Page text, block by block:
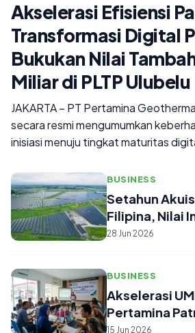
Akselerasi Efisiensi
Transformasi Digital
Bukukan Nilai
Miliar di PLTP Ulubelu
JAKARTA – PT Pertamina
secara resmi mengumumkan
inisiasi menuju tingkat maturitas
BUSINESS
Setahun
Filipina, Nilai
Pertam...
28 Jun 2026
BUSINESS
Akselerasi
Pertamina
Sulawesi
15 Jun 2026